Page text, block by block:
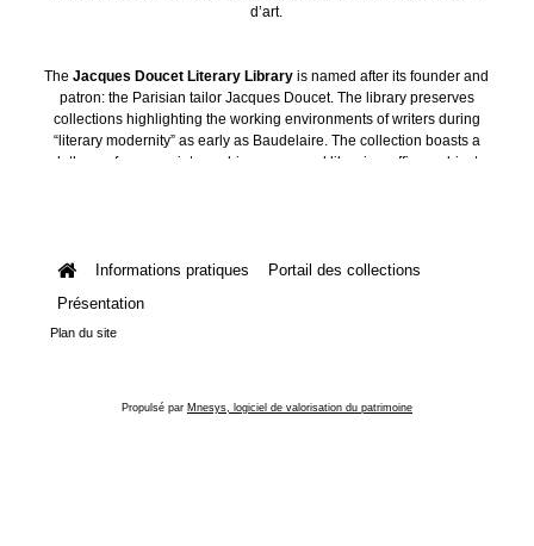
d’art.
TheJacques Doucet Literary Library is named after its founder and
patron: the Parisian tailor Jacques Doucet. The library preserves
collections highlighting the working environments of writers during
“literary modernity” as early as Baudelaire. The collection boasts a
plethora of manuscripts, archives, personal libraries, offices, objects
Informations pratiques
Portail des collections
Présentation
Plan du site
Propulsé par Mnesys, logiciel de valorisation du patrimoine